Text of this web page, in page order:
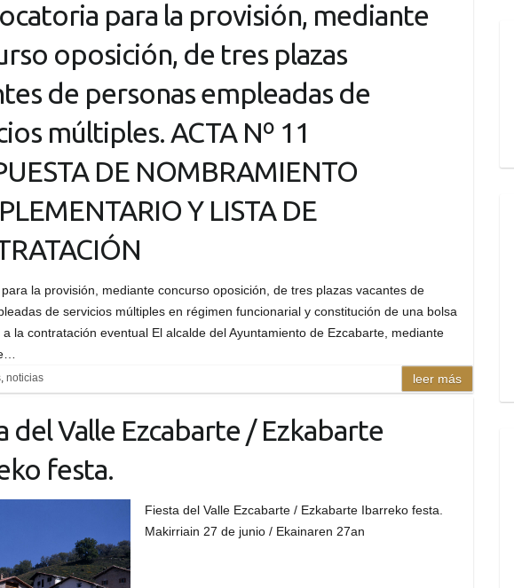
para la provisión, mediante
oposición, de tres plazas
de personas empleadas de
múltiples. ACTA Nº 11
DE NOMBRAMIENTO
Y LISTA DE
la provisión, mediante concurso oposición, de tres plazas vacantes de
de servicios múltiples en régimen funcionarial y constitución de una bolsa
la contratación eventual El alcalde del Ayuntamiento de Ezcabarte, mediante
, noticias leer más
del Valle Ezcabarte / Ezkabarte
festa.
Fiesta del Valle Ezcabarte / Ezkabarte Ibarreko festa.
Makirriain 27 de junio / Ekainaren 27an